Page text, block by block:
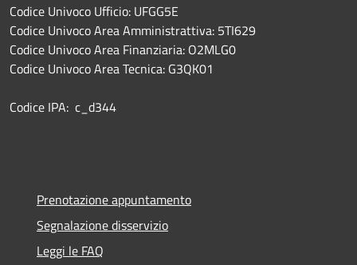
Codice Univoco Ufficio: UFGG5E
Codice Univoco Area Amministrattiva: 5TI629
Codice Univoco Area Finanziaria: O2MLG0
Codice Univoco Area Tecnica: G3QK01
Codice IPA: c_d344
Prenotazione appuntamento
Segnalazione disservizio
Leggi le FAQ